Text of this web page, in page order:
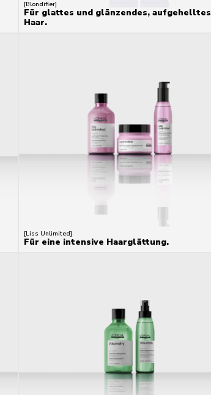
[Blondifier]
Für glattes und glänzendes, aufgehelltes
Haar.
[Liss Unlimited]
Für eine intensive Haarglättung.